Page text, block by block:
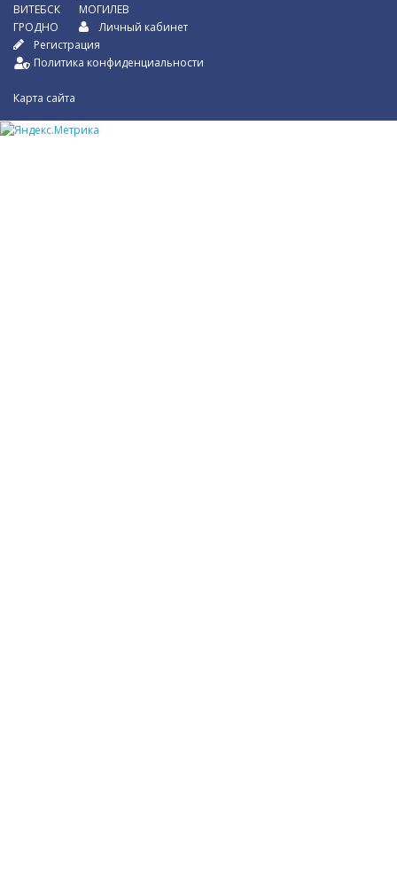
ВИТЕБСК
ГРОДНО
МОГИЛЕВ
Личный кабинет
Регистрация
Политика конфиденциальности
Карта сайта